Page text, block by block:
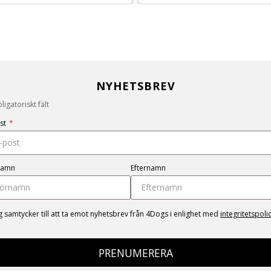
NYHETSBREV
fält
*
Efternamn
samtycker till att ta emot nyhetsbrev från 4Dogs i enlighet med
PRENUMERERA